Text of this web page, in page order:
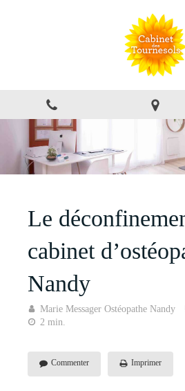
Le
cabinet
Nandy
Marie Messager Ostéopathe Nandy
2 min.
Commenter Imprimer